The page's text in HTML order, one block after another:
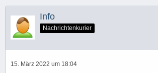
Info
Nachrichtenkurier
15. März 2022 um 18:04